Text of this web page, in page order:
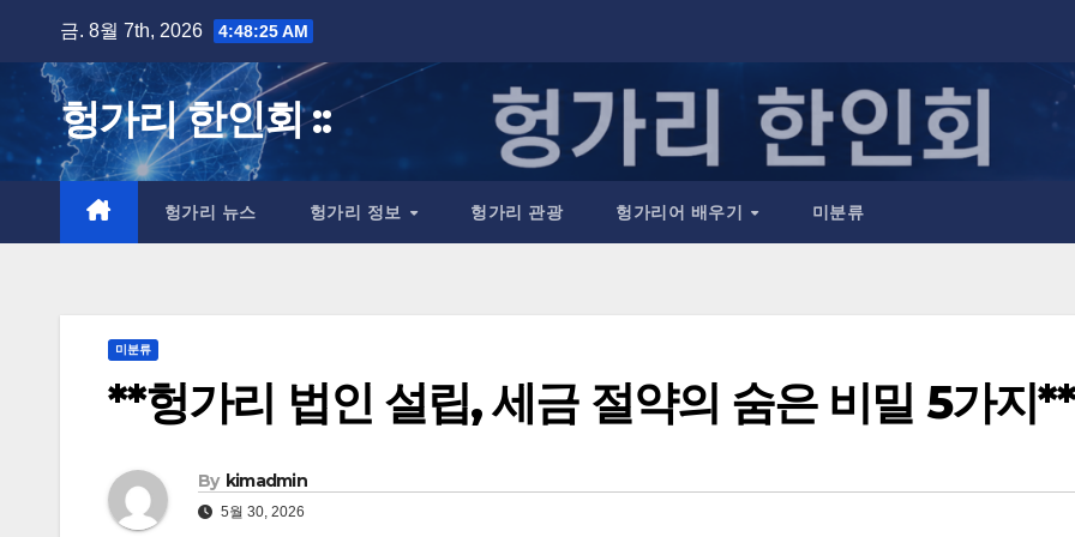
content
금. 8월 7th, 2026 4:48:26 AM
헝가리 한인회 ::
헝가리 뉴스 헝가리 정보 헝가리 관광 헝가리어 배우기 미분류
미분류
**헝가리 법인 설립, 세금 절약의 숨은 비밀 5가지**
By kimadmin
5월 30, 2026